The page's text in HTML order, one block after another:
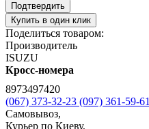
Подтвердить
Купить в один клик
Поделиться товаром:
Производитель
ISUZU
Кросс-номера
8973497420
(067) 373-32-23 (097) 361-59-61
Самовывоз,
Курьер по Киеву,